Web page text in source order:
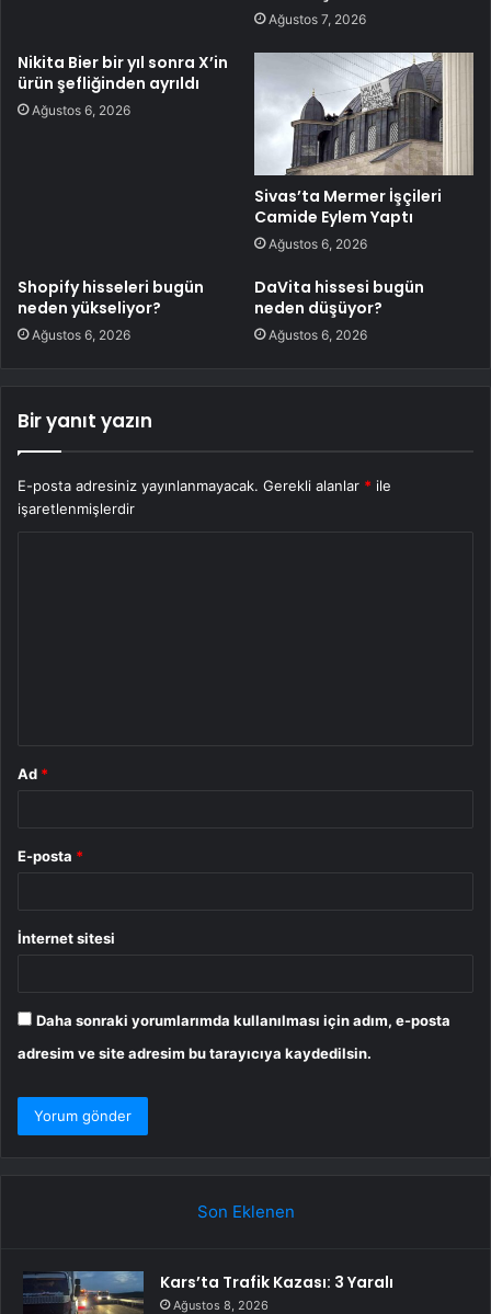
Ağustos 7, 2026
Nikita Bier bir yıl sonra X’in
ürün şefliğinden ayrıldı
Ağustos 6, 2026
Sivas’ta Mermer İşçileri
Camide Eylem Yaptı
Ağustos 6, 2026
Shopify hisseleri bugün
neden yükseliyor?
Ağustos 6, 2026
DaVita hissesi bugün
neden düşüyor?
Ağustos 6, 2026
Bir yanıt yazın
E-posta adresiniz yayınlanmayacak. Gerekli alanlar * ile
işaretlenmişlerdir
Ad *
E-posta *
İnternet sitesi
Daha sonraki yorumlarımda kullanılması için adım, e-posta
adresim ve site adresim bu tarayıcıya kaydedilsin.
Son Eklenen
Kars’ta Trafik Kazası: 3 Yaralı
Ağustos 8, 2026